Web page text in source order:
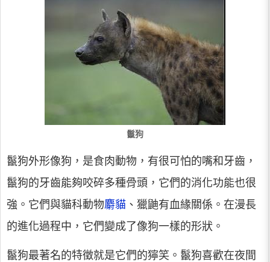
鬣狗
鬣狗外形像狗，是食肉動物，有很可怕的嘴和牙齒，
鬣狗的牙齒能夠咬碎多種骨頭，它們的消化功能也很
強。它們與貓科動物麝貓 、獵鼬有血緣關係。在漫長
的進化過程中，它們變成了像狗一樣的形狀。
鬣狗最著名的特徵就是它們的獰笑。鬣狗喜歡在夜間